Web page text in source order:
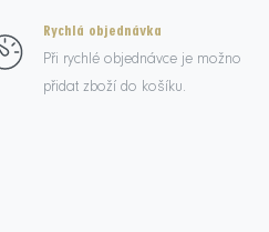
Rychlá objednávka
Při rychlé objednávce je možno
přidat zboží do košíku.